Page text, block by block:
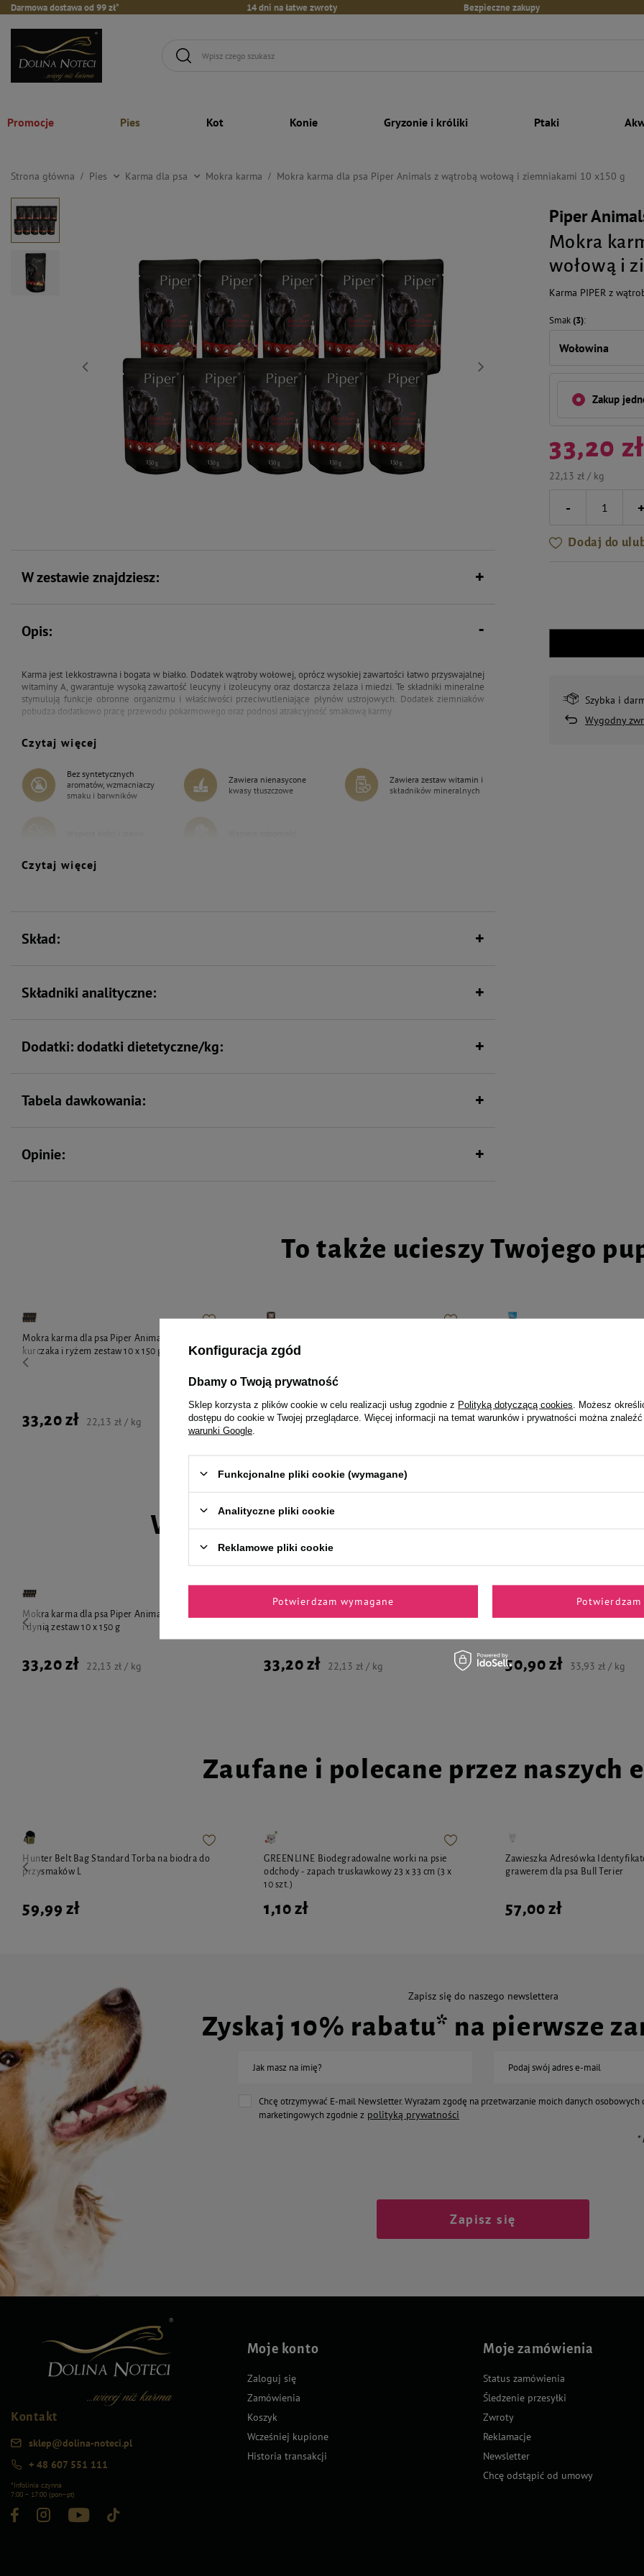
Darmowa dostawa od 99 zł* 14 dni na łatwe zwroty Bezpieczne zakupy
Promocje Pies Kot Konie Gryzonie i króliki Ptaki
Strona główna Pies Karma dla psa Mokra karma Mokra karma dla psa Piper Animals z wątrobą wołową i ziemniakami 10 x150 g
Piper
Mokra
wołową i
Karma PIPER z
Smak(3)
Wołowina
Zakup
33,20 zł
22,13 zł / kg
-
Dodaj do
Szybka i
Wygodny
W zestawie znajdziesz:
Opis:
Karma jest lekkostrawna i bogata w białko. Dodatek wątroby wołowej, oprócz wysokiej zawartości łatwo przyswajalnej
witaminy A, gwarantuje wysoką zawartość leucyny i izoleucyny oraz dostarcza żelaza i miedzi. Te składniki mineralne
stymulują funkcje obronne organizmu i właściwości przeciwutleniające płynów ustrojowych. Dodatek ziemniaków
pobudza dodatkowo pracę przewodu pokarmowego oraz podnosi atrakcyjność smakową karmy.
Czytaj więcej
Bez syntetycznych
aromatów, wzmacniaczy
smaku i barwników
Zawiera nienasycone
kwasy tłuszczowe
Zawiera zestaw witamin i
składników mineralnych
Czytaj więcej
Skład:
Składniki analityczne:
Dodatki: dodatki dietetyczne/kg:
Tabela dawkowania:
Opinie:
To także ucieszy Twojego
Mokra karma dla psa Piper Animals z sercami
kurczaka i ryżem zestaw 10 x 150 g
33,20 zł 22,13 zł / kg 8,39 zł 10,49 zł / kg Cena regularna:
Najniższa cena produktu w okresie 30
wprowadzeniem obniżki:6,99 zł -
Wybrane specjalnie dla Ciebie i
Mokra karma dla psa Piper Animals z dziczyzną
i dynią zestaw 10 x 150 g
33,20 zł 22,13 zł / kg 33,20 zł 22,13 zł / kg 50,90 zł 33,93 zł / kg
Zaufane i polecane przez naszych
Hunter Belt Bag Standard Torba na biodra do
przysmaków L
59,99 zł
GREENLINE Biodegradowalne worki na psie
odchody - zapach truskawkowy 23 x 33 cm (3 x
10 szt.)
1,10 zł
Zawieszka Adresówka
grawerem dla psa Bull Terier
57,00 zł
Zapisz się do naszego newslettera
Zyskaj 10% rabatu* na pierwsze
Jak masz na imię? Podaj swój adres e-mail
Chcę otrzymywać E-mail Newsletter. Wyrażam zgodę na przetwarzanie moich danych osobowych
marketingowych zgodnie z polityką prywatności
*
Zapisz się
Kontakt
sklep@dolina-noteci.pl
+ 48 607 551 111
*Infolinia czynna
7:00 – 17:00 (pon–pt)
Moje konto
Zaloguj się
Zamówienia
Koszyk
Wcześniej kupione
Historia transakcji
Moje zamówienia
Status zamówienia
Śledzenie przesyłki
Zwroty
Reklamacje
Newsletter
Chcę odstąpić od umowy
Konfiguracja zgód
Dbamy o Twoją prywatność
Sklep korzysta z plików cookie w celu realizacji usług zgodnie z Polityką dotyczącą cookies . Możesz
dostępu do cookie w Twojej przeglądarce. Więcej informacji na temat warunków i prywatności można
warunki Google
Funkcjonalne pliki cookie (wymagane)
Analityczne pliki cookie
Reklamowe pliki cookie
Potwierdzam wymagane